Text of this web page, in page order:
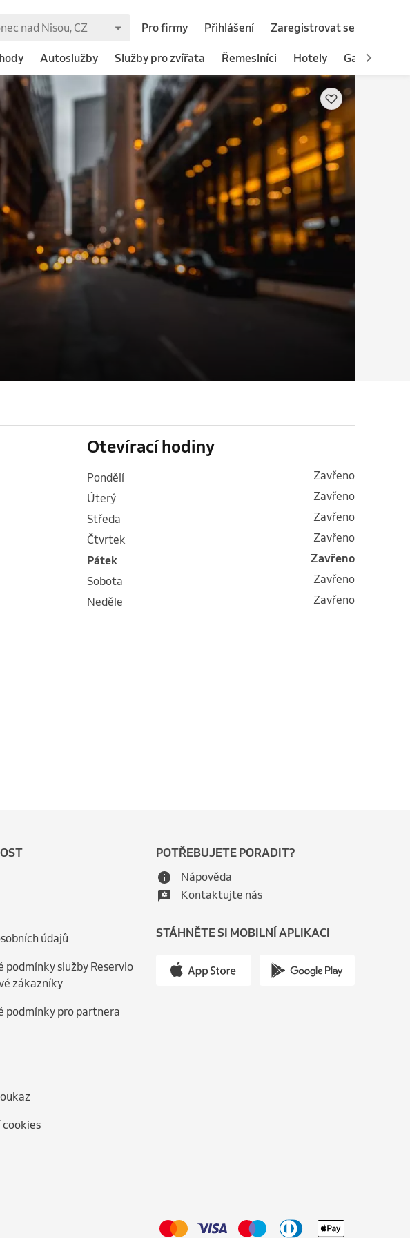
Pro firmy Přihlášení Zaregistrovat se
Autoslužby Služby pro zvířata Řemeslníci Hotely Gastronomie
Otevírací hodiny
pondělí
Zavřeno
úterý
Zavřeno
středa
Zavřeno
čtvrtek
Zavřeno
pátek
Zavřeno
sobota
Zavřeno
neděle
Zavřeno
údajů
podmínky služby Reservio
zákazníky
podmínky pro partnera
POTŘEBUJETE PORADIT?
Nápověda
Kontaktujte nás
STÁHNĚTE SI MOBILNÍ APLIKACI